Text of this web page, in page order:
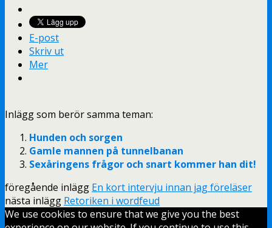
E-post
Skriv ut
Mer
Inlägg som berör samma teman:
Hunden och sorgen
Gamle mannen på tunnelbanan
Sexåringens frågor och snart kommer han dit!
föregående inlägg En kort intervju innan jag föreläser
nästa inlägg Retoriken i wordfeud
We use cookies to ensure that we give you the best